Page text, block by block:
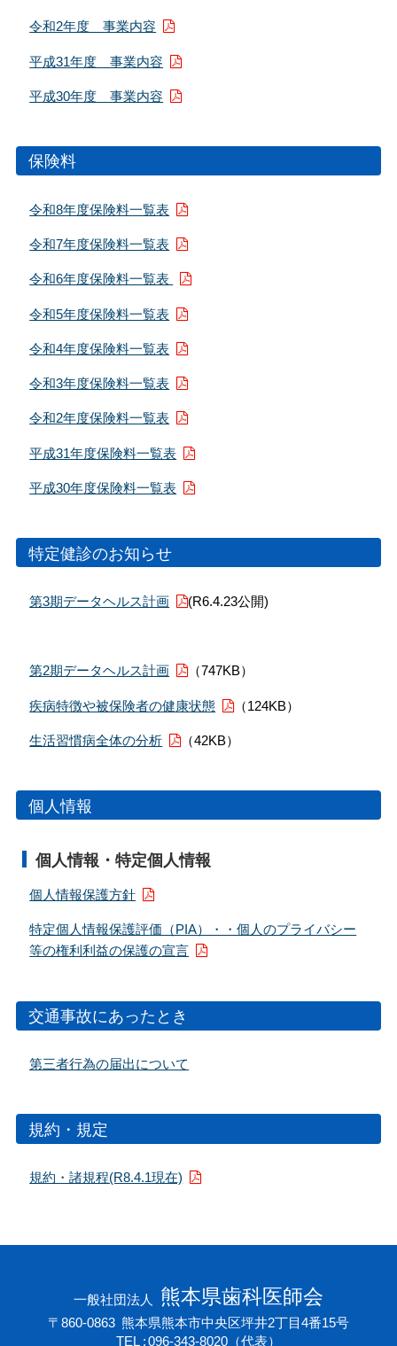
令和2年度 事業内容
平成31年度 事業内容
平成30年度 事業内容
保険料
令和8年度保険料一覧表
令和7年度保険料一覧表
令和6年度保険料一覧表
令和5年度保険料一覧表
令和4年度保険料一覧表
令和3年度保険料一覧表
令和2年度保険料一覧表
平成31年度保険料一覧表
平成30年度保険料一覧表
特定健診のお知らせ
第3期データヘルス計画 (R6.4.23公開)
第2期データヘルス計画 （747KB）
疾病特徴や被保険者の健康状態 （124KB）
生活習慣病全体の分析 （42KB）
個人情報
個人情報・特定個人情報
個人情報保護方針
特定個人情報保護評価（PIA）・・個人のプライバシー
等の権利利益の保護の宣言
交通事故にあったとき
第三者行為の届出について
規約・規定
規約・諸規程(R8.4.1現在)
一般社団法人 熊本県歯科医師会
〒860-0863 熊本県熊本市中央区坪井2丁目4番15号
TEL
096-343-8020 （代表）